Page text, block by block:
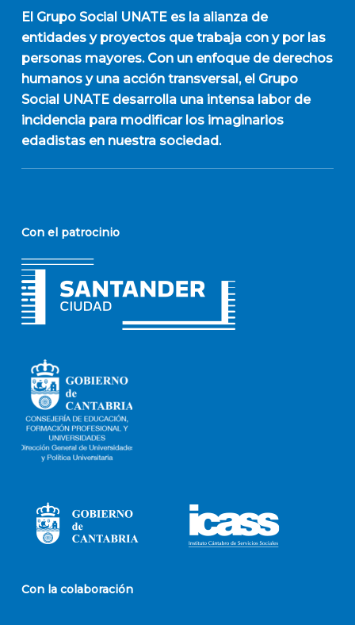
El Grupo Social UNATEes la alianza de
entidades y proyectos que trabaja con y por las
personas mayores. Con un enfoque de derechos
humanos y una acción transversal, el Grupo
Social UNATE desarrolla una intensa labor de
incidencia para modificar los imaginarios
edadistas en nuestra sociedad.
Con el patrocinio
Con la colaboración